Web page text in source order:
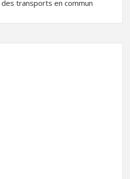
transports en commun